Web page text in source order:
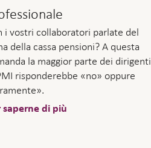
i vostri collaboratori parlate del
della cassa pensioni? A questa
la maggior parte dei dirigenti
risponderebbe «no» oppure
saperne di più